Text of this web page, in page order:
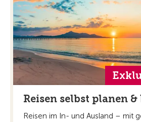
Reisen selbst planen
Reisen im In- und Ausland – mit